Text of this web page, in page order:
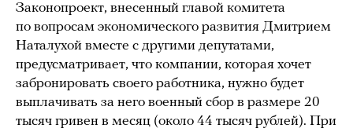
Законопроект, внесенный главой комитета
по вопросам экономического развития Дмитрием
Наталухой вместе с другими депутатами,
предусматривает, что компании, которая хочет
забронировать своего работника, нужно будет
выплачивать за него военный сбор в размере 20
тысяч гривен в месяц (около 44 тысяч рублей). При